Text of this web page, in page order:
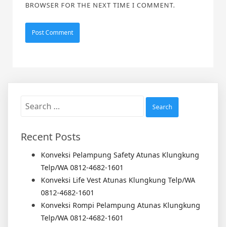
BROWSER FOR THE NEXT TIME I COMMENT.
Search
Recent Posts
Konveksi Pelampung Safety Atunas Klungkung
Telp/WA 0812-4682-1601
Konveksi Life Vest Atunas Klungkung Telp/WA
0812-4682-1601
Konveksi Rompi Pelampung Atunas Klungkung
Telp/WA 0812-4682-1601